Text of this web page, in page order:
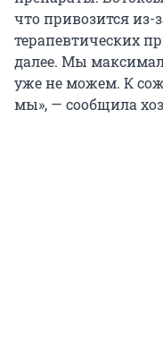
что привозится из-
терапевтических
далее. Мы
уже не можем. К
мы», — сообщила